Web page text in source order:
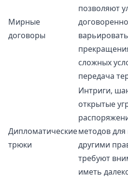
Мирные
договоры
позволяют
сложных
передача
Дипломатические
трюки
Интриги,
открытые
методов
другими
требуют
иметь